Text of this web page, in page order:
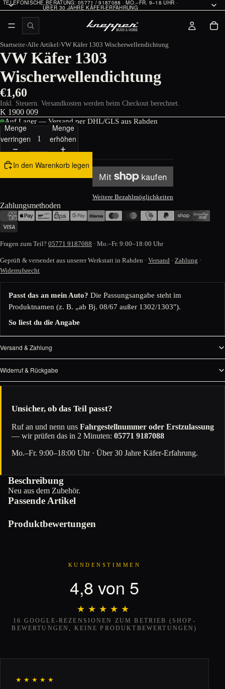
TELEFONISCHE BERATUNG: 05771 / 9187088 · MO.–FR. 9–18 UHR ·
ÜBER 30 JAHRE KÄFER-ERFAHRUNG
Startseite Alle Artikel VW Käfer 1303 Wischerwellendichtung
VW Käfer 1303
Wischerwellendichtung
€1,60
Inkl. Steuern. Versandkosten werden beim Checkout berechnet.
K 1900 009
Auf Lager — Versand per DHL/GLS aus Rahden
Menge
verringern
Menge
erhöhen
In den Warenkorb legen
Weitere Bezahlmöglichkeiten
Zahlungsmethoden
Fragen zum Teil? 05771 9187088 · Mo.–Fr. 9:00–18:00 Uhr
Geprüft & versendet aus unserer Werkstatt in Rahden · Versand · Zahlung ·
Widerrufsrecht
Passt das an mein Auto? Die Passungsangabe steht im
Produktnamen (z. B. „ab Bj. 08/67 außer 1302/1303").
So liest du die Angabe
Versand & Zahlung
Widerruf & Rückgabe
Unsicher, ob das Teil passt?
Ruf an und nenn uns Fahrgestellnummer oder Erstzulassung
— wir prüfen das in 2 Minuten: 05771 9187088
Mo.–Fr. 9:00–18:00 Uhr · Über 30 Jahre Käfer-Erfahrung.
Beschreibung
Neu aus dem Zubehör.
Passende Artikel
Produktbewertungen
KUNDENSTIMMEN
4,8 von 5
★★★★★
★★★★★
16 GOOGLE-REZENSIONEN ZUM BETRIEB (SHOP-
BEWERTUNGEN, KEINE PRODUKTBEWERTUNGEN)
★★★★★